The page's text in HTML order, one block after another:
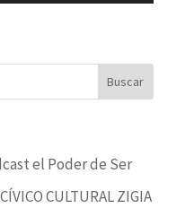
el Poder de Ser
CULTURAL ZIGIA